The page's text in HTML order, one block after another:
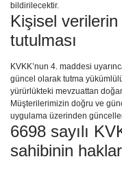
bildirilecektir.
Kişisel
tutulması
KVKK’nun 4. maddesi
güncel olarak tutma
yürürlükteki mevzuattan
Müşterilerimizin doğru ve
uygulama üzerinden
6698 sayılı
sahibinin